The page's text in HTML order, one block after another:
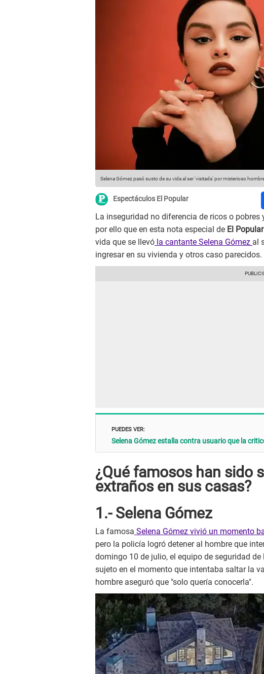
Selena Gómez pasó susto de su vida al ser 'visitada' por misterioso
Espectáculos El Popular
La inseguridad no diferencia de ricos o
por ello que en esta nota especial de El Popular
vida que se llevó la cantante Selena Gómez al
ingresar en su vivienda y otros caso parecidos.
PUEDES VER:
Selena Gómez estalla contra usuario que la
¿Qué famosos han sido
extraños en sus casas?
1.- Selena Gómez
La famosa Selena Gómez vivió un momento
pero la policía logró detener al hombre que
domingo 10 de julio, el equipo de seguridad
sujeto en el momento que intentaba saltar la
hombre aseguró que "solo quería conocerla".